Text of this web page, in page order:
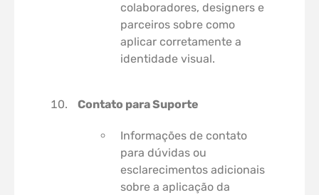
colaboradores, designers e
parceiros sobre como
aplicar corretamente a
identidade visual.
Contato para Suporte
Informações de contato
para dúvidas ou
esclarecimentos adicionais
sobre a aplicação da